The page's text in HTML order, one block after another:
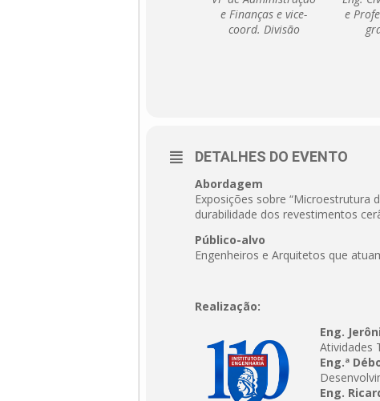
e Finanças e vice-
coord. Divisão
e
DETALHES DO EVENTO
Abordagem
Exposições sobre “Microestrutura
durabilidade dos revestimentos
Público-alvo
Engenheiros e Arquitetos que
Realização:
Eng.
Atividades
Eng.ª
Eng.